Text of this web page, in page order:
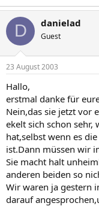
D danielad
Guest
23 August 2003
Hallo,
erstmal danke für
Nein,das sie jetzt vor
ekelt sich schon sehr,
hat,selbst wenn es
ist.Dann müssen wir
Sie macht halt
anderen beiden so
Wir waren ja gestern
darauf